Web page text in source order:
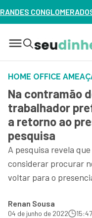
BRASIL? VEJA
HOME OFFICE
Na contramão
trabalhador
a retorno ao
pesquisa
A pesquisa revela
considerar procurar
voltar para o
Renan Sousa
04 de junho de 2022